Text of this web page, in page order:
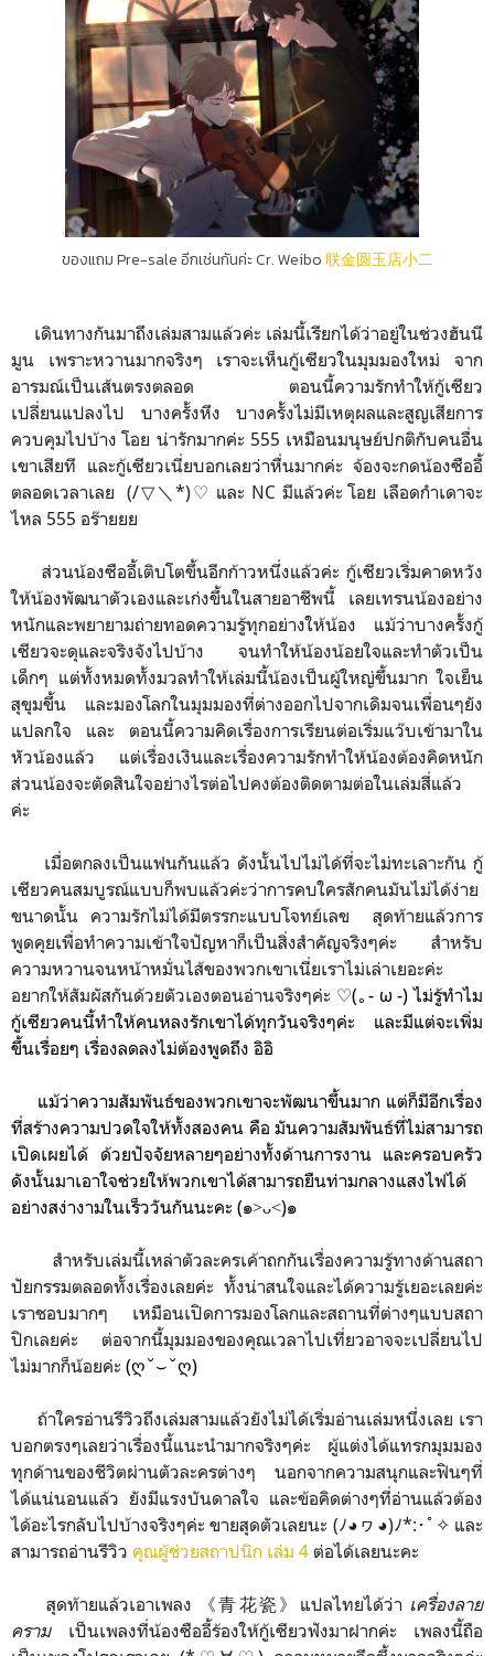
ของแถม Pre-sale อีกเช่นกันค่ะ Cr. Weibo联金圆玉店小二
เดินทางกันมาถึงเล่มสามแล้วค่ะ เล่มนี้เรียกได้ว่าอยู่ในช่วงฮันนี
มูน เพราะหวานมากจริงๆ เราจะเห็นกู้เซียวในมุมมองใหม่ จาก
อารมณ์เป็นเส้นตรงตลอด ตอนนี้ความรักทำให้กู้เซียว
เปลี่ยนแปลงไป บางครั้งหึง บางครั้งไม่มีเหตุผลและสูญเสียการ
ควบคุมไปบ้าง โอย น่ารักมากค่ะ 555 เหมือนมนุษย์ปกติกับคนอื่น
เขาเสียที และกู้เซียวเนี่ยบอกเลยว่าหื่นมากค่ะ จ้องจะกดน้องซืออี้
ตลอดเวลาเลย (/▽＼*)♡ และ NC มีแล้วค่ะ โอย เลือดกำเดาจะ
ไหล 555 อร๊ายยย
ส่วนน้องซืออี้เติบโตขึ้นอีกก้าวหนึ่งแล้วค่ะ กู้เซียวเริ่มคาดหวัง
ให้น้องพัฒนาตัวเองและเก่งขึ้นในสายอาชีพนี้ เลยเทรนน้องอย่าง
หนักและพยายามถ่ายทอดความรู้ทุกอย่างให้น้อง แม้ว่าบางครั้งกู้
เซียวจะดุและจริงจังไปบ้าง จนทำให้น้องน้อยใจและทำตัวเป็น
เด็กๆ แต่ทั้งหมดทั้งมวลทำให้เล่มนี้น้องเป็นผู้ใหญ่ขึ้นมาก ใจเย็น
สุขุมขึ้น และมองโลกในมุมมองที่ต่างออกไปจากเดิมจนเพื่อนๆยัง
แปลกใจ และ ตอนนี้ความคิดเรื่องการเรียนต่อเริ่มแว๊บเข้ามาใน
หัวน้องแล้ว แต่เรื่องเงินและเรื่องความรักทำให้น้องต้องคิดหนัก
ส่วนน้องจะตัดสินใจอย่างไรต่อไปคงต้องติดตามต่อในเล่มสี่แล้ว
ค่ะ
เมื่อตกลงเป็นแฟนกันแล้ว ดังนั้นไปไม่ได้ที่จะไม่ทะเลาะกัน กู้
เซียวคนสมบูรณ์แบบก็พบแล้วค่ะว่าการคบใครสักคนมันไม่ได้ง่าย
ขนาดนั้น ความรักไม่ได้มีตรรกะแบบโจทย์เลข สุดท้ายแล้วการ
พูดคุยเพื่อทำความเข้าใจปัญหาก็เป็นสิ่งสำคัญจริงๆค่ะ สำหรับ
ความหวานจนหน้าหมั่นไส้ของพวกเขาเนี่ยเราไม่เล่าเยอะค่ะ
อยากให้สัมผัสกันด้วยตัวเองตอนอ่านจริงๆค่ะ ♡(｡- ω -) ไม่รู้ทำไม
กู้เซียวคนนี้ทำให้คนหลงรักเขาได้ทุกวันจริงๆค่ะ และมีแต่จะเพิ่ม
ขึ้นเรื่อยๆ เรื่องลดลงไม่ต้องพูดถึง อิอิ
แม้ว่าความสัมพันธ์ของพวกเขาจะพัฒนาขึ้นมาก แต่ก็มีอีกเรื่อง
ที่สร้างความปวดใจให้ทั้งสองคน คือ มันความสัมพันธ์ที่ไม่สามารถ
เปิดเผยได้ ด้วยปัจจัยหลายๆอย่างทั้งด้านการงาน และครอบครัว
ดังนั้นมาเอาใจช่วยให้พวกเขาได้สามารถยืนท่ามกลางแสงไฟได้
อย่างสง่างามในเร็ววันกันนะคะ (๑˃ᴗ˂)๑
สำหรับเล่มนี้เหล่าตัวละครเค้าถกกันเรื่องความรู้ทางด้านสถา
ปัยกรรมตลอดทั้งเรื่องเลยค่ะ ทั้งน่าสนใจและได้ความรู้เยอะเลยค่ะ
เราชอบมากๆ เหมือนเปิดการมองโลกและสถานที่ต่างๆแบบสถา
ปิกเลยค่ะ ต่อจากนี้มุมมองของคุณเวลาไปเที่ยวอาจจะเปลี่ยนไป
ไม่มากก็น้อยค่ะ (ღ˘⌣˘ღ)
ถ้าใครอ่านรีวิวถึงเล่มสามแล้วยังไม่ได้เริ่มอ่านเล่มหนึ่งเลย เรา
บอกตรงๆเลยว่าเรื่องนี้แนะนำมากจริงๆค่ะ ผู้แต่งได้แทรกมุมมอง
ทุกด้านของชีวิตผ่านตัวละครต่างๆ นอกจากความสนุกและฟินๆที่
ได้แน่นอนแล้ว ยังมีแรงบันดาลใจ และข้อคิดต่างๆที่อ่านแล้วต้อง
ได้อะไรกลับไปบ้างจริงๆค่ะ ขายสุดตัวเลยนะ (ﾉ◕ヮ◕)ﾉ*:･ﾟ✧ และ
สามารถอ่านรีวิว คุณผู้ช่วยสถาปนิก เล่ม 4 ต่อได้เลยนะคะ
สุดท้ายแล้วเอาเพลง 《青花瓷》แปลไทยได้ว่า เครื่องลาย
ครามเป็นเพลงที่น้องซืออี้ร้องให้กู้เซียวฟังมาฝากค่ะ เพลงนี้ถือ